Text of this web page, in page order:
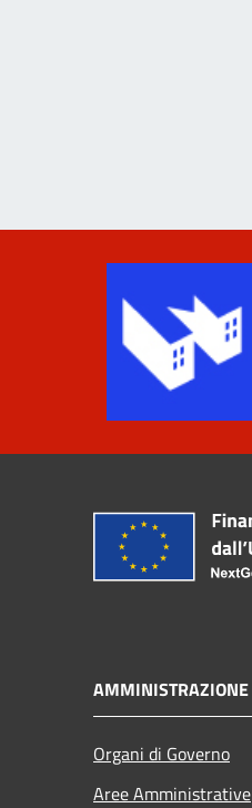
AMMINISTRAZIONE
Organi di Governo
Aree Amministrative